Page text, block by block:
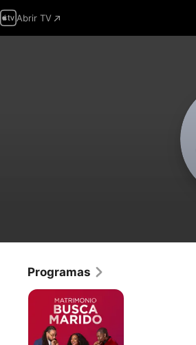
Abrir TV
Programas
Matrimonio
marido